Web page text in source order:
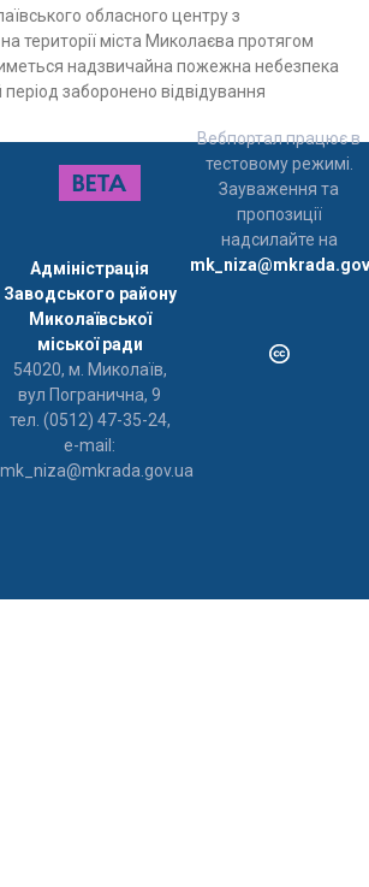
обласного центру з
на території міста Миколаєва протягом
надзвичайна пожежна небезпека
період заборонено відвідування
Адміністрація
Заводського району
Миколаївської
міської ради
54020, м. Миколаїв,
вул Погранична, 9
тел. (0512) 47-35-24,
e-mail:
mk_niza@mkrada.gov.ua
Вебпортал працює в
тестовому режимі.
Зауваження та
пропозиції
надсилайте на